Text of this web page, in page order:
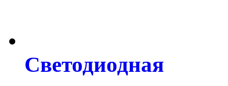
Светодиодная